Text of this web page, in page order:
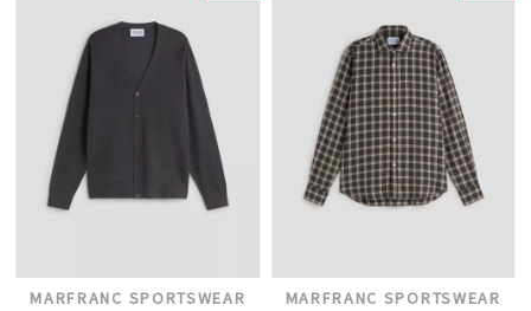
MARFRANC SPORTSWEAR MARFRANC SPORTSWEAR